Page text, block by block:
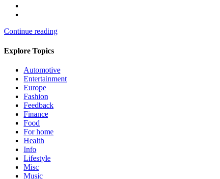
Continue reading
Explore Topics
Automotive
Entertainment
Europe
Fashion
Feedback
Finance
Food
For home
Health
Info
Lifestyle
Misc
Music